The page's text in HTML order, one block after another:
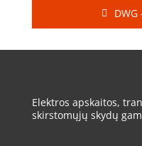
DWG
Elektros apskaitos,
skirstomųjų skydų